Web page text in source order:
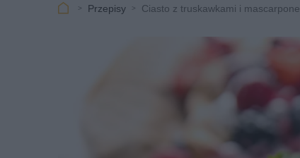
Przepisy Ciasto z truskawkami i mascarpone